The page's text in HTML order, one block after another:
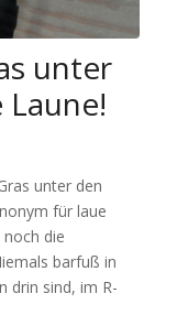
unter
unter den
für laue
die
barfuß in
drin sind, im R-